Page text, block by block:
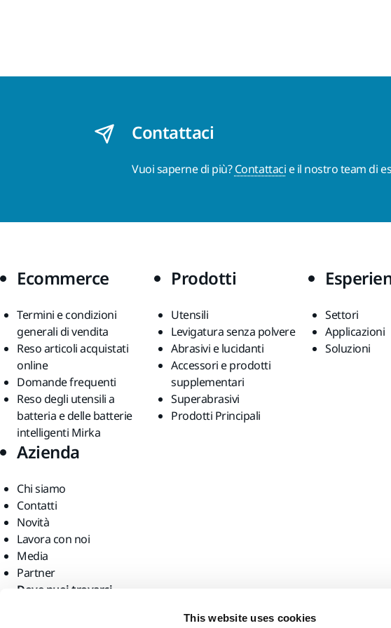
This website uses cookies
Contattaci
Vuoi saperne di più?Contattaci e il nostro team di
Ecommerce
Termini e condizioni
generali di vendita
Reso articoli acquistati
online
Domande frequenti
Reso degli utensili a
batteria e delle batterie
intelligenti Mirka
Prodotti
Utensili
Levigatura senza polvere
Abrasivi e lucidanti
Accessori e prodotti
supplementari
Superabrasivi
Prodotti Principali
Settori
Applicazioni
Soluzioni
Azienda
Chi siamo
Contatti
Novità
Lavora con noi
Media
Partner
Dove puoi trovarci